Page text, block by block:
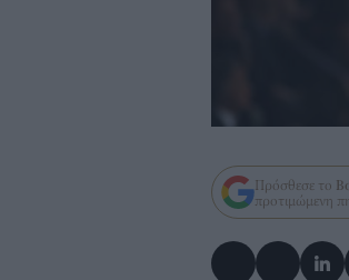
Πρόσθεσε το
προτιμώμενη